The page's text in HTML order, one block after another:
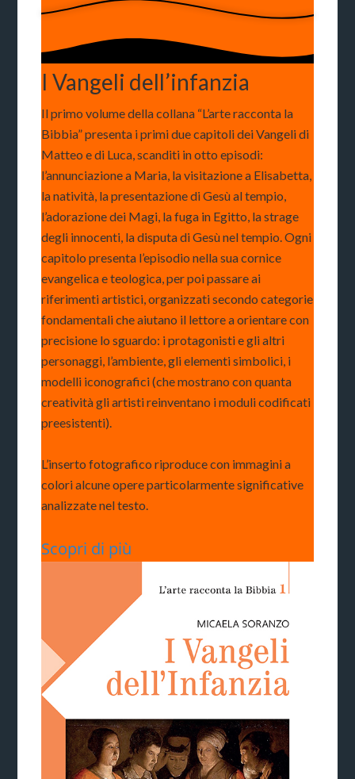
I Vangeli dell’infanzia
Il primo volume della collana “L’arte racconta la
Bibbia” presenta i primi due capitoli dei Vangeli di
Matteo e di Luca, scanditi in otto episodi:
l’annunciazione a Maria, la visitazione a Elisabetta,
la natività, la presentazione di Gesù al tempio,
l’adorazione dei Magi, la fuga in Egitto, la strage
degli innocenti, la disputa di Gesù nel tempio. Ogni
capitolo presenta l’episodio nella sua cornice
evangelica e teologica, per poi passare ai
riferimenti artistici, organizzati secondo categorie
fondamentali che aiutano il lettore a orientare con
precisione lo sguardo: i protagonisti e gli altri
personaggi, l’ambiente, gli elementi simbolici, i
modelli iconografici (che mostrano con quanta
creatività gli artisti reinventano i moduli codificati
preesistenti).
L’inserto fotografico riproduce con immagini a
colori alcune opere particolarmente significative
analizzate nel testo.
Scopri di più